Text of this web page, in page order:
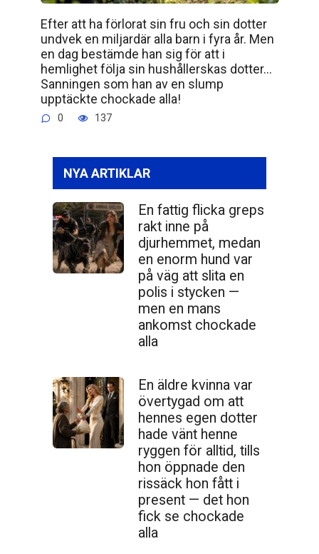
Efter att ha förlorat sin fru och sin dotter
undvek en miljardär alla barn i fyra år. Men
en dag bestämde han sig för att i
hemlighet följa sin hushållerskas dotter…
Sanningen som han av en slump
upptäckte chockade alla!
0 137
NYA ARTIKLAR
En fattig flicka greps
rakt inne på
djurhemmet, medan
en enorm hund var
på väg att slita en
polis i stycken —
men en mans
ankomst chockade
alla
En äldre kvinna var
övertygad om att
hennes egen dotter
hade vänt henne
ryggen för alltid, tills
hon öppnade den
ris­säck hon fått i
present — det hon
fick se chockade
alla